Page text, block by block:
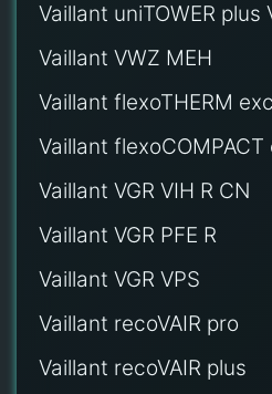
Vaillant uniTOWER plus
Vaillant VWZ MEH
Vaillant flexoTHERM
Vaillant
Vaillant VGR VIH R CN
Vaillant VGR PFE R
Vaillant VGR VPS
Vaillant recoVAIR pro
Vaillant recoVAIR plus